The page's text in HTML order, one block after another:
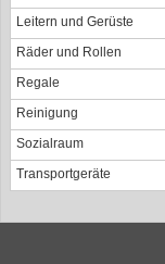
Leitern und Gerüste
Räder und Rollen
Regale
Reinigung
Sozialraum
Transportgeräte